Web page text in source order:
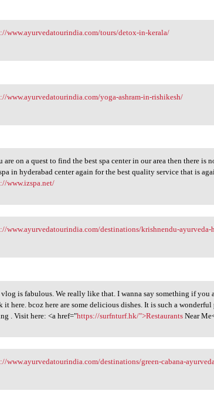
www.ayurvedatourindia
www.ayurvedatourindia.com/tours/detox-in-kerala/
www.ayurvedatourindia
www.ayurvedatourindia.com/yoga-ashram-in-rishikesh/
are on a quest to find
are on a quest to find the best spa center in our area then there is
in hyderabad center again for the best quality service that is
www.izspa.net/
www.ayurvedatourindia
www.ayurvedatourindia.com/destinations/krishnendu-ayurveda-
vlog is fabulous. We
is fabulous. We really like that. I wanna say something if you
it here. bcoz here are some delicious dishes. It is such a
. Visit here: <a href="https://surfnturf.hk/">Restaurants Near
www.ayurvedatourindia
www.ayurvedatourindia.com/destinations/green-cabana-